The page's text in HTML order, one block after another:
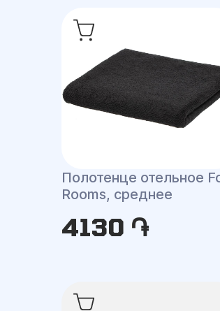
Полотенце отельное
Rooms, среднее
4130 ֏